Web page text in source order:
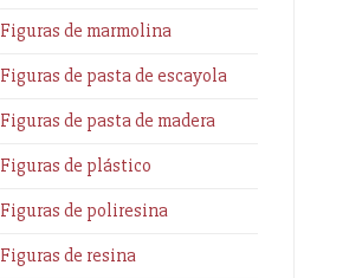
Figuras de marmolina
Figuras de pasta de escayola
Figuras de pasta de madera
Figuras de plástico
Figuras de poliresina
Figuras de resina